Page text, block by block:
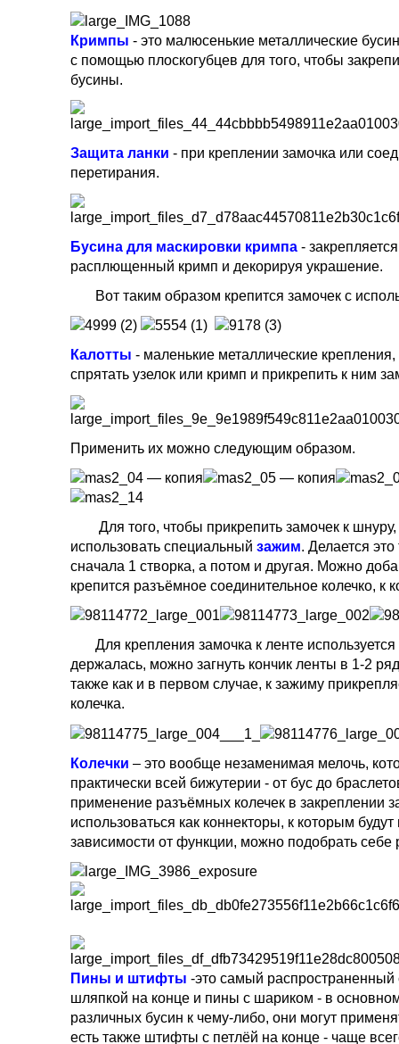
Кримпы - это малюсенькие металлические
с помощью плоскогубцев для того, чтобы
бусины.
Защита ланки - при креплении замочка или
перетирания.
Бусина для маскировки кримпа -
расплющенный кримп и декорируя украшение.
Вот таким образом крепится замочек с
Калотты - маленькие металлические
спрятать узелок или кримп и прикрепить к ним
Применить их можно следующим образом.
Для того, чтобы прикрепить замочек к
использовать специальный зажим. Делается
сначала 1 створка, а потом и другая. Можно
крепится разъёмное соединительное колечко, к
Для крепления замочка к ленте
держалась, можно загнуть кончик ленты в 1-2
также как и в первом случае, к зажиму
колечка.
Колечки – это вообще незаменимая мелочь,
практически всей бижутерии - от бус до
применение разъёмных колечек в закреплении
использоваться как коннекторы, к которым
зависимости от функции, можно подобрать
Пины и штифты -это самый распространенный
шляпкой на конце и пины с шариком - в
различных бусин к чему-либо, они могут
есть также штифты с петлёй на конце - чаще